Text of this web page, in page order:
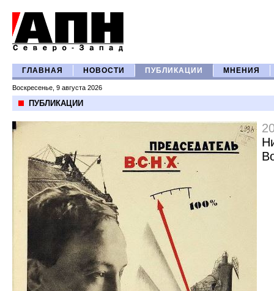
ГЛАВНАЯ НОВОСТИ ПУБЛИКАЦИИ МНЕНИЯ
Воскресенье, 9 августа 2026
ПУБЛИКАЦИИ